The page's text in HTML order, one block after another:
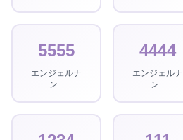
5555
エンジェルナ
ン...
4444
エンジェルナ
ン...